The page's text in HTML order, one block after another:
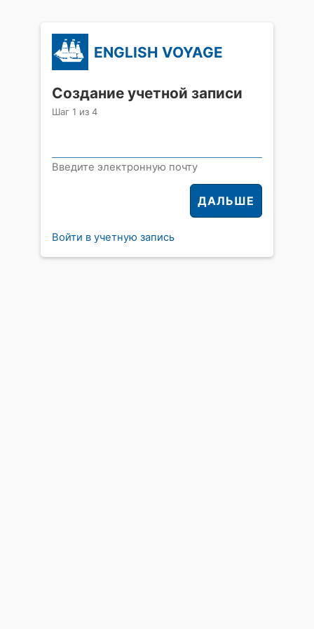
ENGLISH VOYAGE
Создание учетной записи
Шаг 1 из 4
Введите электронную почту
ДАЛЬШЕ
Войти в учетную запись